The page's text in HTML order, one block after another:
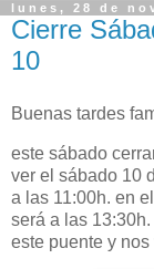
lunes, 28 de
Cierre
10
Buenas tardes
este sábado
ver el sábado 10
a las 11:00h. en
será a las
este puente y